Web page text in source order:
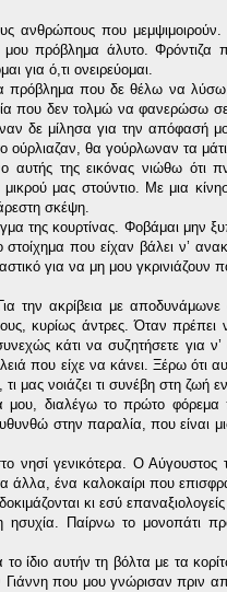
ανθρώπους που
πρόβλημα άλυτο. Φρόντιζα
για ό,τι ονειρεύομαι.
πρόβλημα που δε θέλω να λύσω.
που δεν τολμώ να φανερώσω
δε μίλησα για την
θα γούρλωναν τα
αυτής της εικόνας νιώθω ότι
μας στούντιο. Με μια
σκέψη.
της κουρτίνας. Φοβάμαι
που είχαν βάλει ν’
για να μη μου
την ακρίβεια με
κυρίως άντρες. Όταν
κάτι να συζητήσετε για
που είχε να κάνει. Ξέρω ότι
μας νοιάζει τι συνέβη στη ζωή
μου, διαλέγω το πρώτο
στην παραλία, που είναι
νησί γενικότερα. Ο Αύγουστος
άλλα, ένα καλοκαίρι που
κι εσύ
ησυχία. Παίρνω το μονοπάτι
ίδιο αυτήν τη βόλτα με τα
που μου γνώρισαν πριν